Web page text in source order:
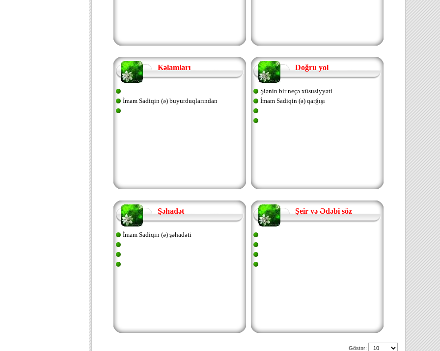
Kəlamları
İmam Sadiqin (ə) buyurduqlarından
Doğru yol
Şiənin bir neçə xüsusiyyəti
İmam Sadiqin (ə) qarğışı
Şəhadət
İmam Sadiqin (ə) şəhadəti
Şeir və Ədəbi söz
Göstər: